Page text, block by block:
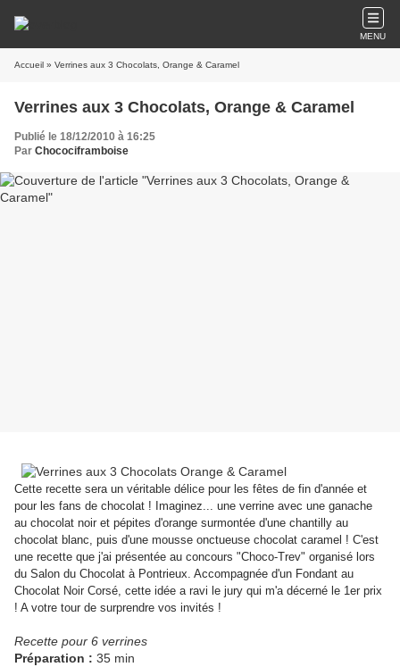
MENU
Accueil » Verrines aux 3 Chocolats, Orange & Caramel
Verrines aux 3 Chocolats, Orange & Caramel
Publié le 18/12/2010 à 16:25
Par Chocociframboise
Cette recette sera un véritable délice pour les fêtes de fin d'année et
pour les fans de chocolat ! Imaginez... une verrine avec une ganache
au chocolat noir et pépites d'orange surmontée d'une chantilly au
chocolat blanc, puis d'une mousse onctueuse chocolat caramel ! C'est
une recette que j'ai présentée au concours "Choco-Trev" organisé lors
du Salon du Chocolat à Pontrieux. Accompagnée d'un Fondant au
Chocolat Noir Corsé, cette idée a ravi le jury qui m'a décerné le 1er prix
! A votre tour de surprendre vos invités !
Recette pour 6 verrines
Préparation : 35 min